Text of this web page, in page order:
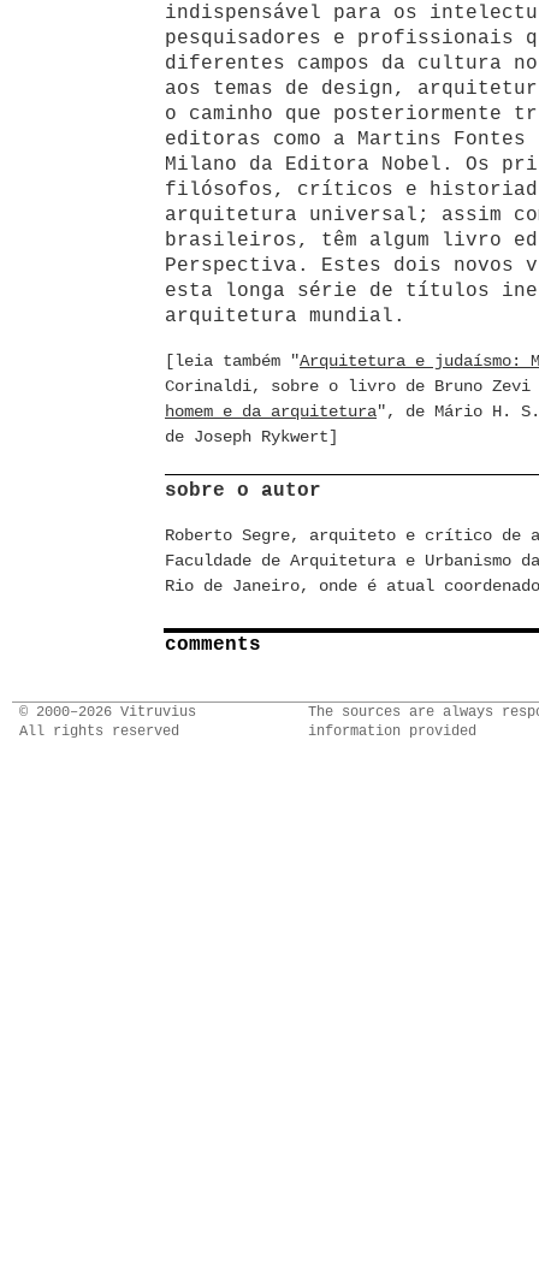
indispensável para os
pesquisadores e profissionais
diferentes campos da cultura
aos temas de design,
o caminho que posteriormente
editoras como a Martins
Milano da Editora Nobel. Os
filósofos, críticos e
arquitetura universal; assim
brasileiros, têm algum livro
Perspectiva. Estes dois novos
esta longa série de títulos
arquitetura mundial.
[leia também "Arquitetura e judaísmo:
Corinaldi, sobre o livro de Bruno
homem e da arquitetura", de Mário H.
de Joseph Rykwert]
sobre o autor
Roberto Segre, arquiteto e crítico de
Faculdade de Arquitetura e Urbanismo
Rio de Janeiro, onde é atual coordenador
comments
© 2000–2026 Vitruvius
All rights reserved
The sources are always
information provided